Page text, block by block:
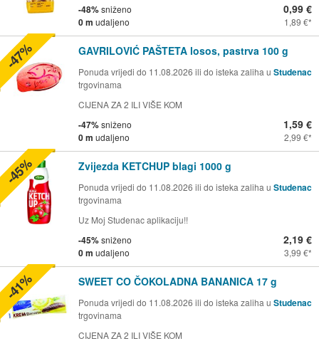
-48%sniženo
0 m udaljeno
0,99 €
1,89 €
GAVRILOVIĆ PAŠTETA losos, pastrva 100 g
Ponuda vrijedi do 11.08.2026 ili do isteka zaliha u Studenac
trgovinama
CIJENA ZA 2 ILI VIŠE KOM
-47%sniženo
0 m udaljeno
1,59 €
2,99 €
-47%
Zvijezda KETCHUP blagi 1000 g
Ponuda vrijedi do 11.08.2026 ili do isteka zaliha u Studenac
trgovinama
Uz Moj Studenac aplikaciju!!
-45%sniženo
0 m udaljeno
2,19 €
3,99 €
-45%
SWEET CO ČOKOLADNA BANANICA 17 g
Ponuda vrijedi do 11.08.2026 ili do isteka zaliha u Studenac
trgovinama
CIJENA ZA 2 ILI VIŠE KOM
-41%